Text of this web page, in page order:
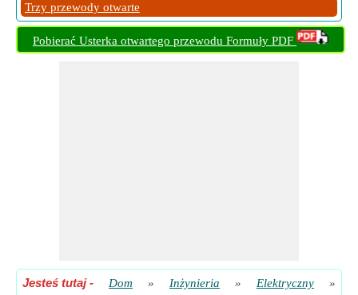
Trzy przewody otwarte
Pobierać Usterka otwartego przewodu Formuły PDF
Jesteś tutaj- Dom » Inżynieria » Elektryczny
»